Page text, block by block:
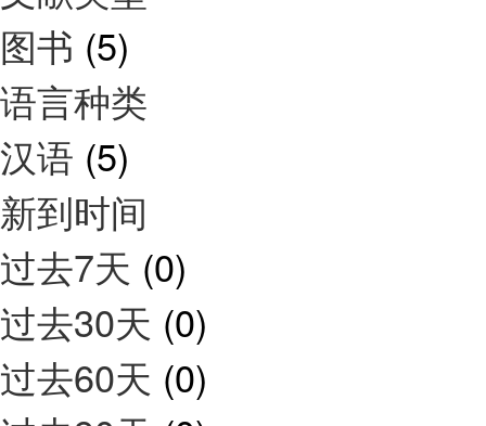
图书 (5)
语言种类
汉语 (5)
新到时间
过去7天 (0)
过去30天 (0)
过去60天 (0)